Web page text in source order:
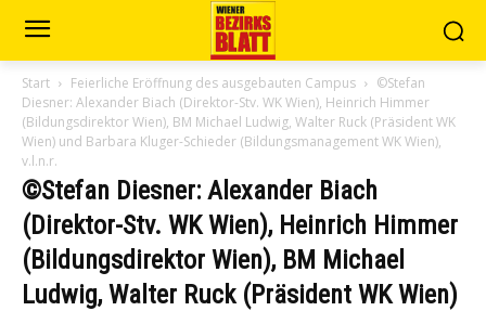
Start Feierliche Eröffnung des ausgebauten Campus
©Stefan
Diesner: Alexander Biach (Direktor-Stv. WK Wien), Heinrich Himmer
(Bildungsdirektor Wien), BM Michael Ludwig, Walter Ruck (Präsident WK
Wien) und Barbara Kluger-Schieder (Bildungsmanagement WK Wien),
v.l.n.r.
©Stefan Diesner: Alexander Biach
(Direktor-Stv. WK Wien), Heinrich Himmer
(Bildungsdirektor Wien), BM Michael
Ludwig, Walter Ruck (Präsident WK Wien)